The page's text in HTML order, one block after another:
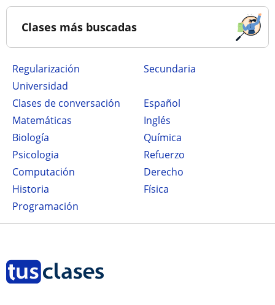
Clases más buscadas
Regularización
secundaria
Universidad
Clases de conversación
Español
Matemáticas
Inglés
Biología
Química
Psicologia
Refuerzo
Computación
Derecho
Historia
Física
Programación